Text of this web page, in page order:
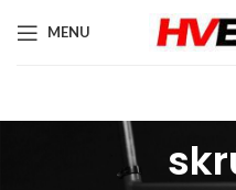
MENU